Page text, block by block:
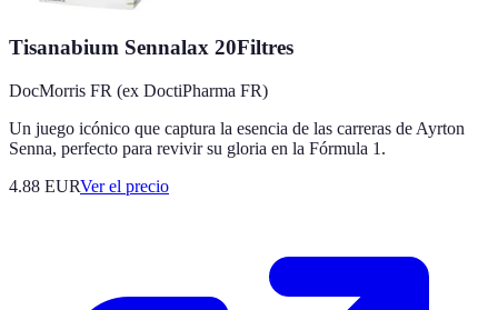
Tisanabium Sennalax 20Filtres
DocMorris FR (ex DoctiPharma FR)
Un juego icónico que captura la esencia de las carreras de Ayrton
Senna, perfecto para revivir su gloria en la Fórmula 1.
4.88 EURVer el precio